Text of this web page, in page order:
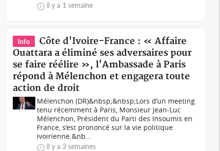
il y a 1 semaine
Info
Côte d'Ivoire-France : « Affaire
Ouattara a éliminé ses adversaires pour
se faire réélire », l'Ambassade à Paris
répond à Mélenchon et engagera toute
action de droit
Mélenchon (DR)&nbsp;&nbsp;Lors d’un meeting
tenu récemment à Paris, Monsieur Jean-Luc
Mélenchon, Président du Parti des Insoumis en
France, s’est prononcé sur la vie politique
ivoirienne.&nb...
il y a 3 semaines